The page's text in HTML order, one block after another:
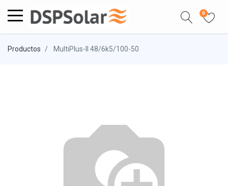
0
Productos MultiPlus-II 48/6k5/100-50